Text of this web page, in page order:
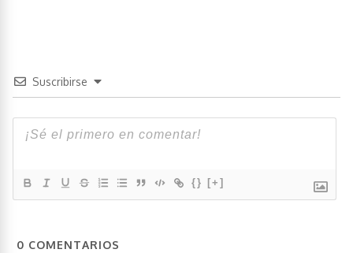
Suscribirse
{} [+]
0 COMENTARIOS